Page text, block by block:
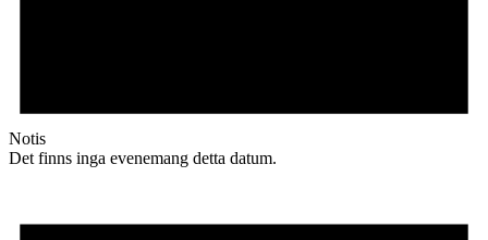
Notis
Det finns inga evenemang detta datum.